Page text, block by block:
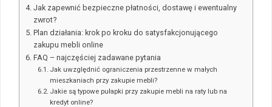
Jak zapewnić bezpieczne płatności, dostawę i ewentualny
zwrot?
Plan działania: krok po kroku do satysfakcjonującego
zakupu mebli online
FAQ – najczęściej zadawane pytania
Jak uwzględnić ograniczenia przestrzenne w małych
mieszkaniach przy zakupie mebli?
Jakie są typowe pułapki przy zakupie mebli na raty lub na
kredyt online?